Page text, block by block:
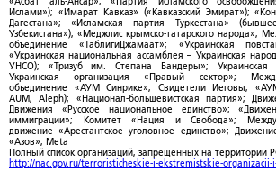
Ислами»); «Имарат Кавказ» («Кавказский Эмират»);
Дагестана»; «Исламская партия Туркестана»
Узбекистана»); «Меджлис крымско-татарского народа»;
объединение «ТаблигиДжамаат»; «Украинская
«Украинская национальная ассамблея – Украинская
УНСО); «Тризуб им. Степана Бандеры»; Украинская
Украинская организация «Правый сектор»;
объединение «АУМ Синрике»; Свидетели Иеговы;
AUM, Aleph); «Национал-большевистская партия»;
Движения «Русское национальное единство»;
иммиграции»; Комитет «Нация и Свобода»;
движение «Арестантское уголовное единство»;
«Азов»; Meta
Полный список организаций, запрещенных на территории
http://nac.gov.ru/terroristicheskie-i-ekstremistskie-organizacii-